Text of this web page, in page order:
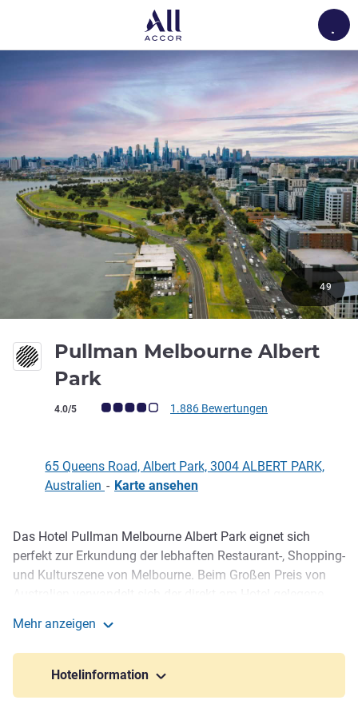
Pullman Melbourne Albert
Park
Note Kundenmeinungen (Bewertung ALL)
4.0/5 1.886 Bewertungen
49
65 Queens Road, Albert Park, 3004 ALBERT PARK,
Australien - Karte ansehen
Beschreibung
Das Hotel Pullman Melbourne Albert Park eignet sich
perfekt zur Erkundung der lebhaften Restaurant-, Shopping-
und Kulturszene von Melbourne. Beim Großen Preis von
Formel-1-Rennstrecke. Gäste verfügen dann an ihrem
Fenster über einen Logenplatz.
Just a short tram ride from Melbourne CBD & St Kilda,
Mehr anzeigen
Hotelinformation